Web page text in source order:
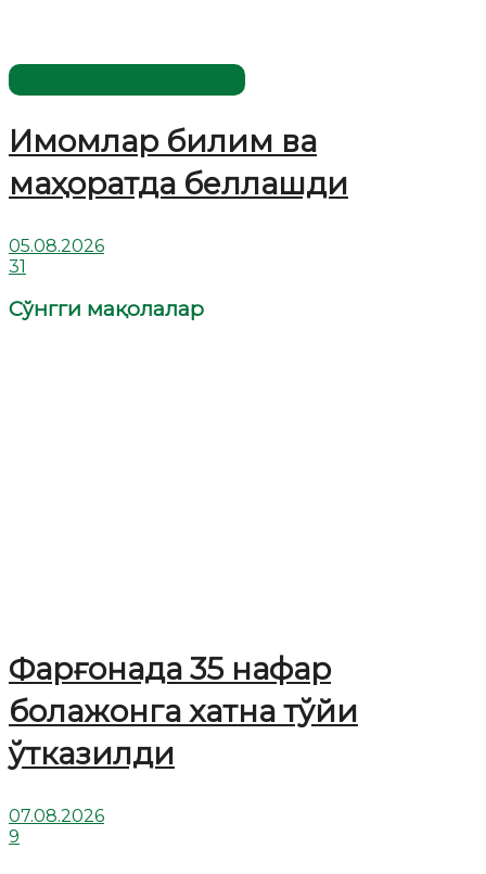
Имомлар билим ва
маҳоратда беллашди
05.08.2026
31
Сўнгги мақолалар
Фарғонада 35 нафар
болажонга хатна тўйи
ўтказилди
07.08.2026
9